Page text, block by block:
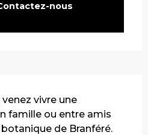
nous
venez vivre une
famille ou entre amis
de Branféré.